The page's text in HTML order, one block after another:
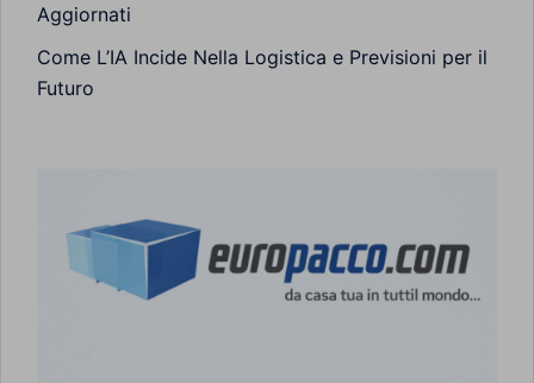
Aggiornati
Come L’IA Incide Nella Logistica e Previsioni per il
Futuro